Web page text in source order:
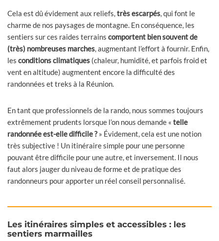
Cela est dû évidement aux reliefs, très escarpés , qui font le
charme de nos paysages de montagne. En conséquence, les
sentiers sur ces raides terrains comportent bien souvent de
(très) nombreuses marches , augmentant l’effort à fournir. Enfin,
les conditions climatiques (chaleur, humidité, et parfois froid et
vent en altitude) augmentent encore la difficulté des
randonnées et treks à la Réunion.
En tant que professionnels de la rando, nous sommes toujours
extrêmement prudents lorsque l’on nous demande « telle
randonnée est-elle difficile ?» Évidement, cela est une notion
très subjective ! Un itinéraire simple pour une personne
pouvant être difficile pour une autre, et inversement. Il nous
faut alors jauger du niveau de forme et de pratique des
randonneurs pour apporter un réel conseil personnalisé.
Les itinéraires simples et accessibles : les
sentiers marmailles